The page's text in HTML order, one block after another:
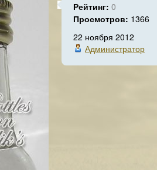
Рейтинг: 0
Просмотров: 1366
22 ноября 2012
Администратор